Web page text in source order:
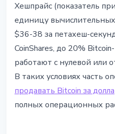
Хешпрайс (показатель
единицу
$36-38 за петахеш-
CoinShares, до 20%
работают с нулевой или
В таких условиях часть
продавать Bitcoin за
полных операционных